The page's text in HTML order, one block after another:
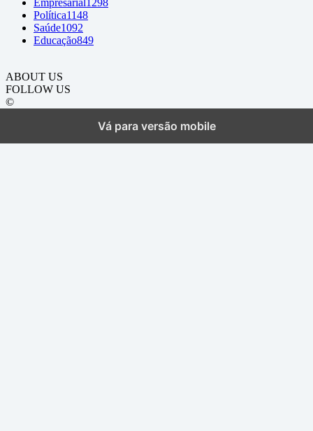
Política1148
Saúde1092
Educação849
ABOUT US
FOLLOW US
©
Vá para versão mobile